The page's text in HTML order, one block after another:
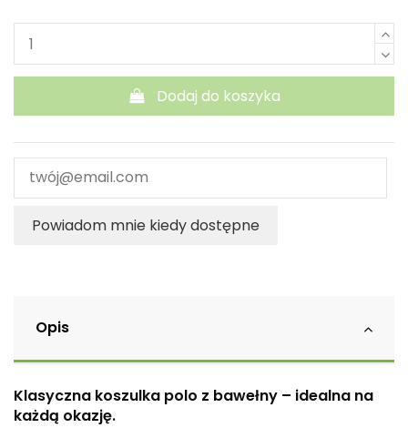
Dodaj do koszyka
Powiadom mnie kiedy dostępne
Opis
Klasyczna koszulka polo z bawełny – idealna na
każdą okazję.